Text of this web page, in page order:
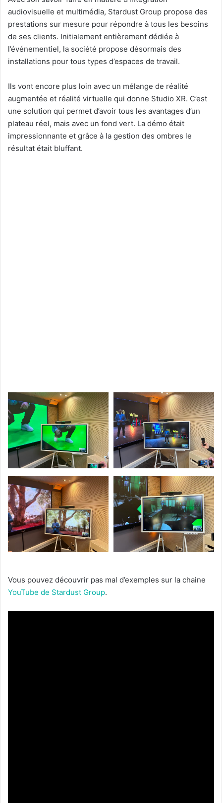
audiovisuelle et multimédia, Stardust Group propose des
prestations sur mesure pour répondre à tous les besoins
de ses clients. Initialement entièrement dédiée à
l’événementiel, la société propose désormais des
installations pour tous types d’espaces de travail.
Ils vont encore plus loin avec un mélange de réalité
augmentée et réalité virtuelle qui donne Studio XR. C’est
une solution qui permet d’avoir tous les avantages d’un
plateau réel, mais avec un fond vert. La démo était
impressionnante et grâce à la gestion des ombres le
résultat était bluffant.
Vous pouvez découvrir pas mal d’exemples sur la chaine
YouTube de Stardust Group.